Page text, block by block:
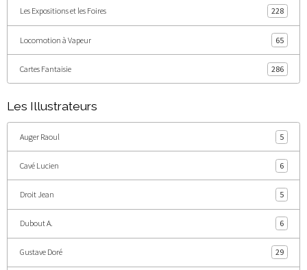
Les Expositions et les Foires 228
Locomotion à Vapeur 65
Cartes Fantaisie 286
Les Illustrateurs
Auger Raoul 5
Cavé Lucien 6
Droit Jean 5
Dubout A. 6
Gustave Doré 29